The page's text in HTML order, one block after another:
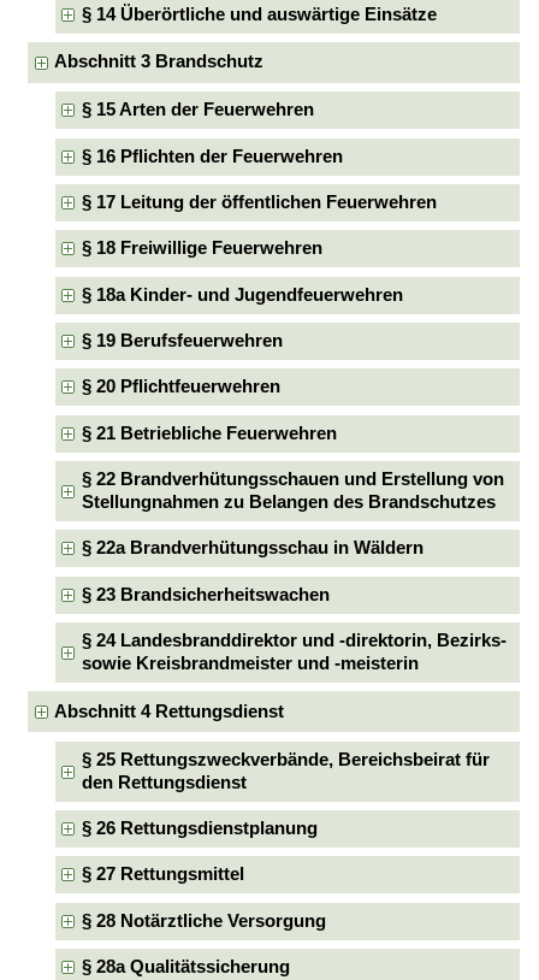
§ 14 Überörtliche und auswärtige Einsätze
Abschnitt 3 Brandschutz
§ 15 Arten der Feuerwehren
§ 16 Pflichten der Feuerwehren
§ 17 Leitung der öffentlichen Feuerwehren
§ 18 Freiwillige Feuerwehren
§ 18a Kinder- und Jugendfeuerwehren
§ 19 Berufsfeuerwehren
§ 20 Pflichtfeuerwehren
§ 21 Betriebliche Feuerwehren
§ 22 Brandverhütungsschauen und Erstellung von
Stellungnahmen zu Belangen des Brandschutzes
§ 22a Brandverhütungsschau in Wäldern
§ 23 Brandsicherheitswachen
§ 24 Landesbranddirektor und -direktorin, Bezirks-
sowie Kreisbrandmeister und -meisterin
Abschnitt 4 Rettungsdienst
§ 25 Rettungszweckverbände, Bereichsbeirat für
den Rettungsdienst
§ 26 Rettungsdienstplanung
§ 27 Rettungsmittel
§ 28 Notärztliche Versorgung
§ 28a Qualitätssicherung